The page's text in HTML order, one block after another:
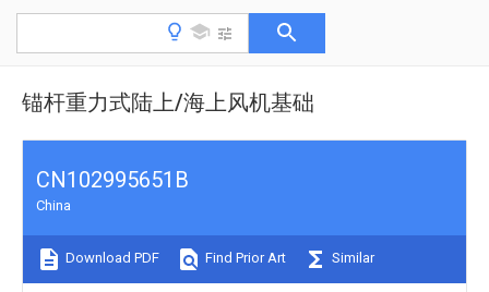
锚杆重力式陆上/海上风机基础
CN102995651B
China
Download PDF Find Prior Art Similar